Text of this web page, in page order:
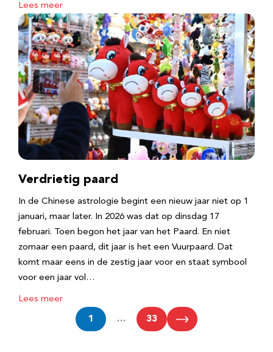
Lees meer
Verdrietig paard
In de Chinese astrologie begint een nieuw jaar niet op 1
januari, maar later. In 2026 was dat op dinsdag 17
februari. Toen begon het jaar van het Paard. En niet
zomaar een paard, dit jaar is het een Vuurpaard. Dat
komt maar eens in de zestig jaar voor en staat symbool
voor een jaar vol…
Lees meer
1 … 33